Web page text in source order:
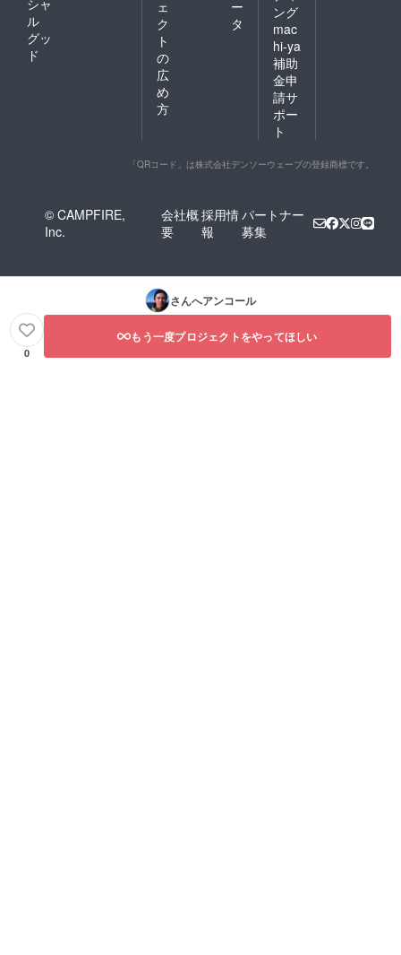
シャ
ル
グッ
ド
ェ
ク
ト
の
広
め
方
ー
タ
ング
mac
hi-ya
補助
金申
請サ
ポー
ト
「QRコード」は株式会社デンソーウェーブの登録商標です。
© CAMPFIRE,
Inc.
会社概
要
採用情
報
パートナー
募集
さんへアンコール
0
もう一度プロジェクトをやってほしい